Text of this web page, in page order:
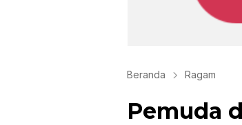
Beranda Ragam
Pemuda